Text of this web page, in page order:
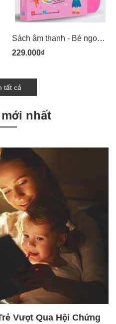
Sách âm thanh - Bé ngoan học lễ phép 229N
229.000₫
tất cả
nhất
Vượt Qua Hội Chứng